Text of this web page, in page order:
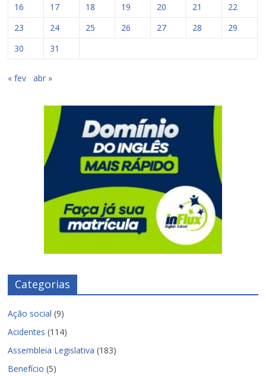
16
17 18 19 20 21
22
23
24 25 26 27 28
29
30
31
« fev abr »
Categorias
Ação social (9)
Acidentes (114)
Assembleia Legislativa (183)
Benefício (5)